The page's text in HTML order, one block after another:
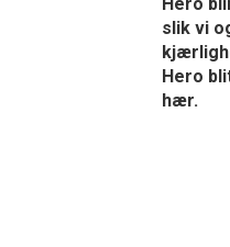
slik vi
Hero
hær.